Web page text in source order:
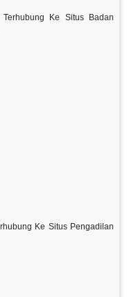
Ke Situs Badan
Ke Situs Pengadilan